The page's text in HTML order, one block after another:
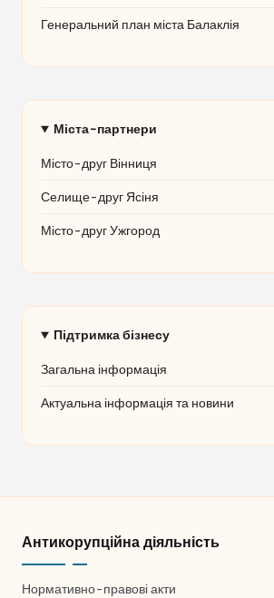
Генеральний план міста Балаклія
Міста-партнери
Місто-друг Вінниця
Селище-друг Ясіня
Місто-друг Ужгород
Підтримка бізнесу
Загальна інформація
Актуальна інформація та новини
Антикорупційна діяльність
Нормативно-правові акти